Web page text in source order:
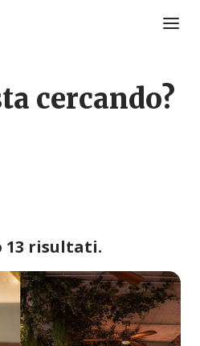
cercando?
13 risultati.